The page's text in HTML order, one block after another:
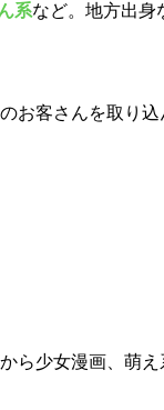
系など。地方出身
お客さんを取り込
ら少女漫画、萌